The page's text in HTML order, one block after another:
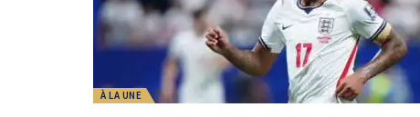
À LA UNE